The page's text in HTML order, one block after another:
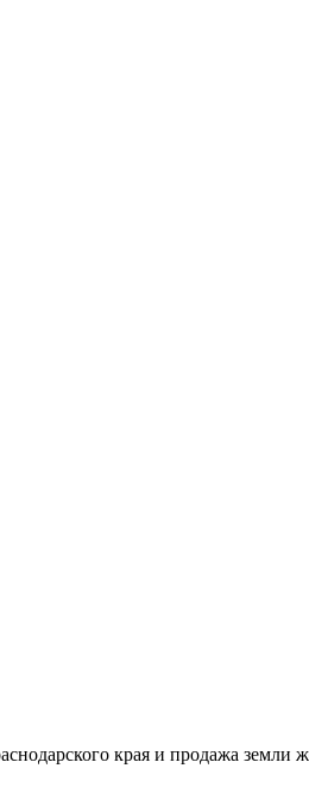
края и продажа